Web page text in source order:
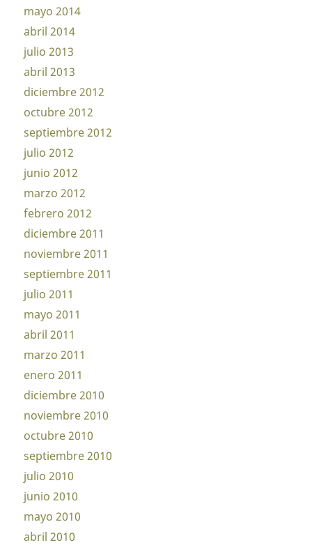
mayo 2014
abril 2014
julio 2013
abril 2013
diciembre 2012
octubre 2012
septiembre 2012
julio 2012
junio 2012
marzo 2012
febrero 2012
diciembre 2011
noviembre 2011
septiembre 2011
julio 2011
mayo 2011
abril 2011
marzo 2011
enero 2011
diciembre 2010
noviembre 2010
octubre 2010
septiembre 2010
julio 2010
junio 2010
mayo 2010
abril 2010